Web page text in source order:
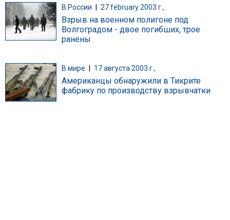
В России 27 february 2003 г.,
Взрыв на военном полигоне под
Волгоградом - двое погибших, трое
ранены
В мире 17 августа 2003 г.,
Американцы обнаружили в Тикрите
фабрику по производству взрывчатки